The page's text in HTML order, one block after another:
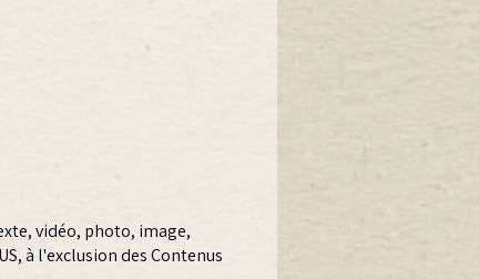
vidéo, photo, image,
à l'exclusion des Contenus